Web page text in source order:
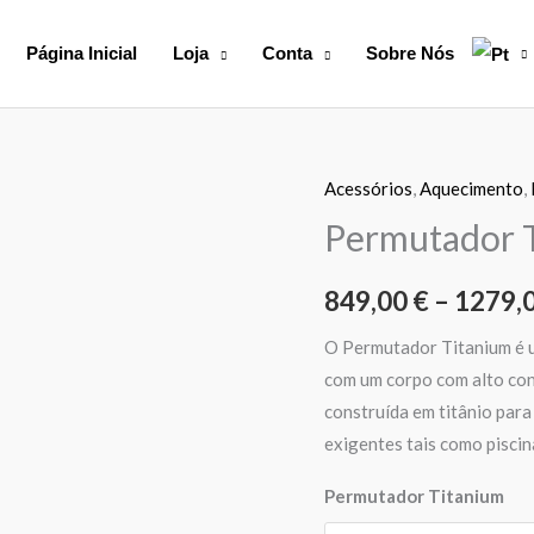
Página Inicial Loja Conta Sobre Nós
Acessórios,Aquecimento,
Permutador
849,00€ –
O Permutador Titanium é
com um corpo com alto
construída em titânio
exigentes tais como
Permutador Titanium
Quantidade
de
Permutador
Titanium